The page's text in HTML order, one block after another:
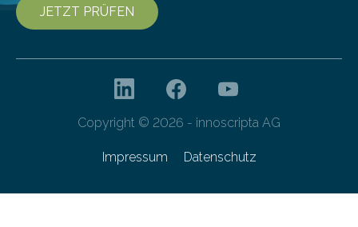
JETZT PRÜFEN
Copyright © 2026 - innoscripta AG
Impressum Datenschutz